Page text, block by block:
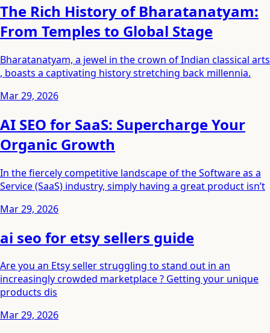
The Rich History of Bharatanatyam:
From Temples to Global Stage
Bharatanatyam, a jewel in the crown of Indian classical arts
, boasts a captivating history stretching back millennia.
Mar 29, 2026
AI SEO for SaaS: Supercharge Your
Organic Growth
In the fiercely competitive landscape of the Software as a
Service (SaaS) industry, simply having a great product isn’t
Mar 29, 2026
ai seo for etsy sellers guide
Are you an Etsy seller struggling to stand out in an
increasingly crowded marketplace ? Getting your unique
products dis
Mar 29, 2026